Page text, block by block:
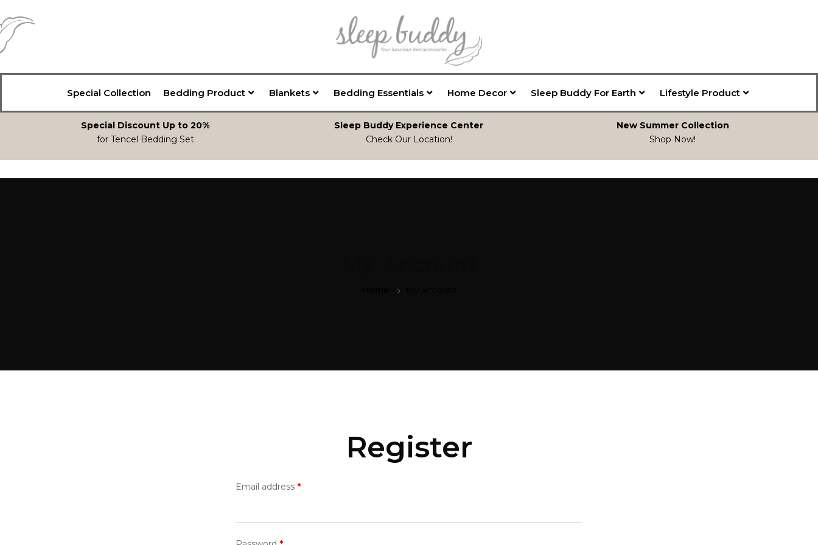
Special Collection Bedding Product Blankets Bedding Essentials Home Decor Sleep Buddy For Earth Lifestyle Product
Special Discount Up to 20%
for Tencel Bedding Set
Sleep Buddy Experience Center
Check Our Location!
New Summer Collection
Shop Now!
Register
Email address *